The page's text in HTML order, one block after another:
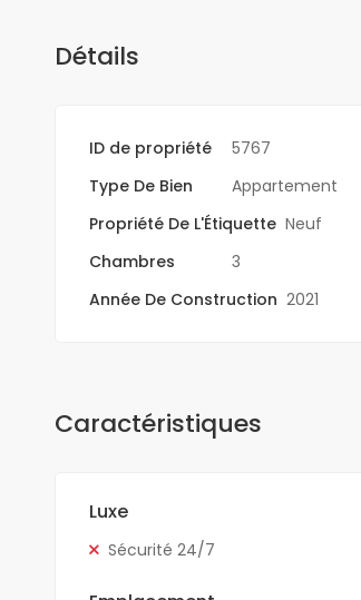
Détails
ID de propriété 5767
Type De Bien
Appartement
Propriété De L'Étiquette Neuf
Chambres
3
Année De Construction 2021
Caractéristiques
Luxe
Sécurité 24/7